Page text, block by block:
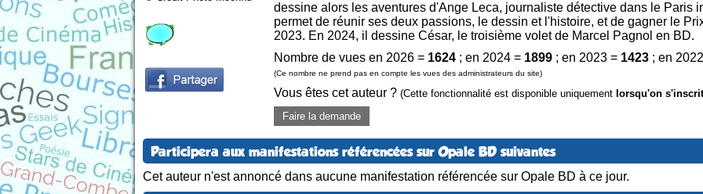
dessine alors les aventures d'Ange Leca, journaliste détective dans le Paris
permet de réunir ses deux passions, le dessin et l'histoire, et de gagner le
2023. En 2024, il dessine César, le troisième volet de Marcel Pagnol en BD.
Nombre de vues en 2026 = 1624 ; en 2024 = 1899 ; en 2023 = 1423 ; en
(Ce nombre ne prend pas en compte les vues des administrateurs du site)
Vous êtes cet auteur ? (Cette fonctionnalité est disponible uniquement lorsqu'on
Faire la demande
Participera aux manifestations référencées sur Opale BD suivantes
Cet auteur n'est annoncé dans aucune manifestation référencée sur Opale BD à ce jour.